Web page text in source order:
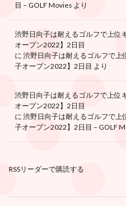
目 – GOLF Movies より
渋野日向子は耐えるゴルフで上位
オープン2022】2日目
に 渋野日向子は耐えるゴルフで
子オープン2022】2日目 より
渋野日向子は耐えるゴルフで上位
オープン2022】2日目
に 渋野日向子は耐えるゴルフで
子オープン2022】2日目 – GOLF
RSSリーダーで購読する